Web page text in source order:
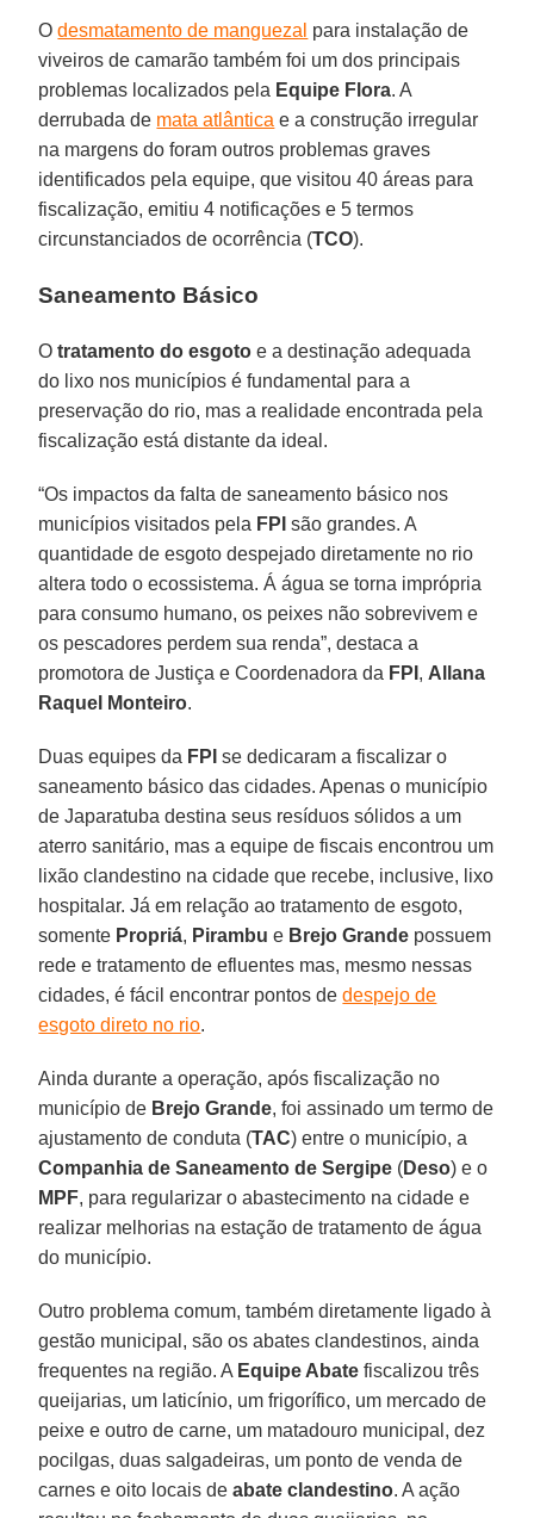
Odesmatamento de manguezal para instalação de
viveiros de camarão também foi um dos principais
problemas localizados pela Equipe Flora. A
derrubada de mata atlântica e a construção irregular
na margens do foram outros problemas graves
identificados pela equipe, que visitou 40 áreas para
fiscalização, emitiu 4 notificações e 5 termos
circunstanciados de ocorrência (TCO).
Saneamento Básico
Otratamento do esgoto e a destinação adequada
do lixo nos municípios é fundamental para a
preservação do rio, mas a realidade encontrada pela
fiscalização está distante da ideal.
“Os impactos da falta de saneamento básico nos
municípios visitados pela FPI são grandes. A
quantidade de esgoto despejado diretamente no rio
altera todo o ecossistema. Á água se torna imprópria
para consumo humano, os peixes não sobrevivem e
os pescadores perdem sua renda”, destaca a
promotora de Justiça e Coordenadora da FPI , Allana
Raquel Monteiro.
Duas equipes da FPI se dedicaram a fiscalizar o
saneamento básico das cidades. Apenas o município
de Japaratuba destina seus resíduos sólidos a um
aterro sanitário, mas a equipe de fiscais encontrou um
lixão clandestino na cidade que recebe, inclusive, lixo
hospitalar. Já em relação ao tratamento de esgoto,
somente Propriá, Pirambu e Brejo Grande possuem
rede e tratamento de efluentes mas, mesmo nessas
cidades, é fácil encontrar pontos dedespejo de
esgoto direto no rio.
Ainda durante a operação, após fiscalização no
município de Brejo Grande, foi assinado um termo de
ajustamento de conduta (TAC) entre o município, a
Companhia de Saneamento de Sergipe (Deso) e o
MPF, para regularizar o abastecimento na cidade e
realizar melhorias na estação de tratamento de água
do município.
Outro problema comum, também diretamente ligado à
gestão municipal, são os abates clandestinos, ainda
frequentes na região. A Equipe Abate fiscalizou três
queijarias, um laticínio, um frigorífico, um mercado de
peixe e outro de carne, um matadouro municipal, dez
pocilgas, duas salgadeiras, um ponto de venda de
carnes e oito locais deabate clandestino. A ação